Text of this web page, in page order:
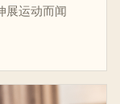
展运动而闻